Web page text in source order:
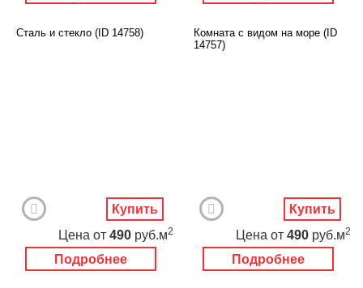
Сталь и стекло (ID 14758)
Подробнее
Цена от 490 руб.м2
Купить
Комната с видом на море (ID
14757)
Подробнее
Цена от 490 руб.м2
Купить